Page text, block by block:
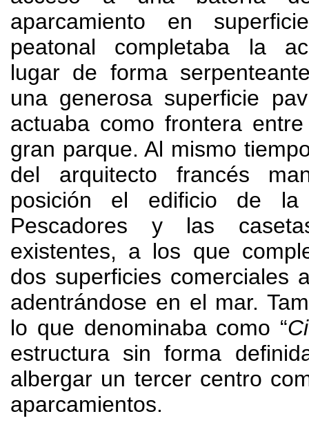
aparcamiento en
peatonal completaba la
lugar de forma
una generosa superficie
actuaba como frontera
gran parque. Al mismo
del arquitecto francés
posición el edificio de la
Pescadores y las
existentes, a los que
dos superficies comerciales
adentrándose en el mar.
lo que denominaba como “
estructura sin forma
albergar un tercer centro
aparcamientos.